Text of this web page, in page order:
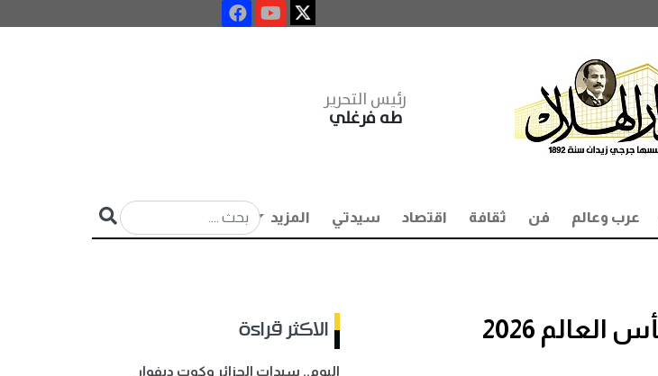
رئيس التحرير
طه فرغلي
عرب وعالم فن ثقافة اقتصاد سيدتي المزيد
2026
الاكثر قراءة
اليوم.. سيدات الجزائر وكوت ديفوار